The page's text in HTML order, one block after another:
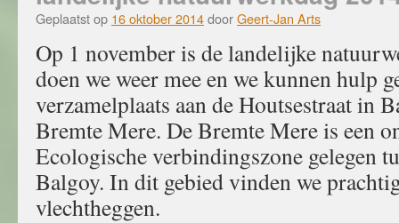
Geplaatst op 16 oktober 2014doorGeert-Jan Arts
Op 1 november is de landelijke
doen we weer mee en we kunnen hulp
verzamelplaats aan de Houtsestraat in
Bremte Mere. De Bremte Mere is een
Ecologische verbindingszone gelegen
Balgoy. In dit gebied vinden we
vlechtheggen.